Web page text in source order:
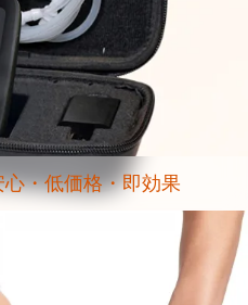
・低価格・即効果